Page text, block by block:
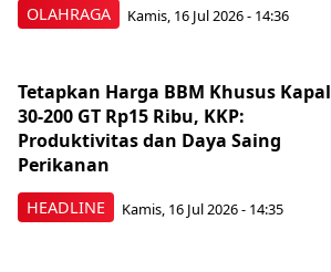
OLAHRAGA Kamis, 16 Jul 2026 - 14:36
HEADLINE
Tetapkan Harga BBM Khusus Kapal
30-200 GT Rp15 Ribu, KKP:
Produktivitas dan Daya Saing
Perikanan
Kamis, 16 Jul 2026 - 14:35